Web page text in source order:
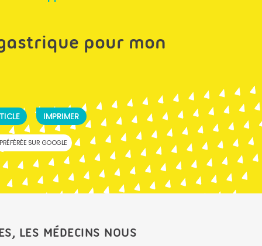
pour mon
IMPRIMER
SUR GOOGLE
LES MÉDECINS NOUS